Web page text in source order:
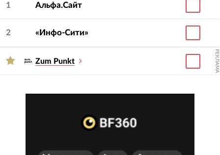
можете провести тендер, пометив
понравившихся участников рейтинга галочками и
нажав кнопку «Организовать тендер».
1 Альфа.Сайт
2 «Инфо-Сити»
Zum Punkt РЕКЛАМА